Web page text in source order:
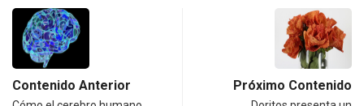
Contenido Anterior Próximo Contenido